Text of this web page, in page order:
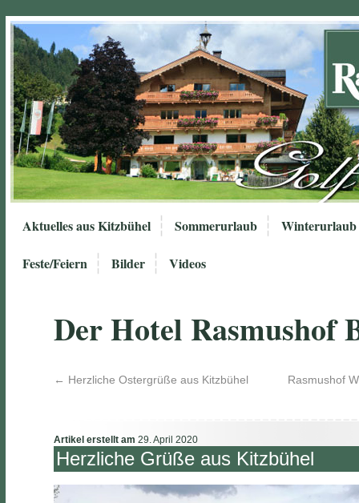
Aktuelles aus Kitzbühel Sommerurlaub Winterurlaub
Feste/Feiern Bilder Videos
Der Hotel Rasmushof
← Herzliche Ostergrüße aus Kitzbühel Rasmushof
Artikel erstellt am 29. April 2020
Herzliche Grüße aus Kitzbühel